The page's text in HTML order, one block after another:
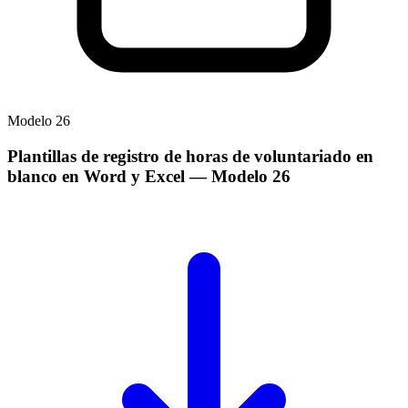
Modelo 26
Plantillas de registro de horas de voluntariado en
blanco en Word y Excel — Modelo 26